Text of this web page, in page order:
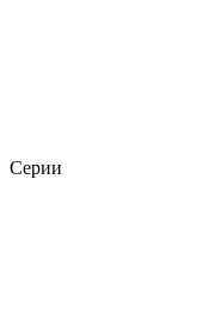
Серии